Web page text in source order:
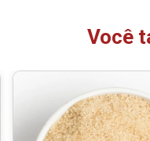
Você